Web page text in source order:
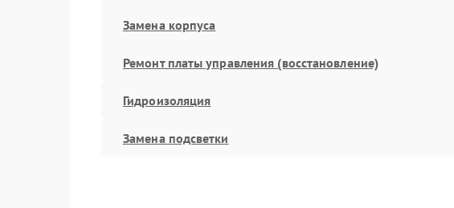
Замена корпуса
Ремонт платы управления (восстановление)
Гидроизоляция
Замена подсветки